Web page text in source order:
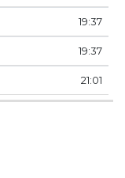
19:37
19:37
21:01